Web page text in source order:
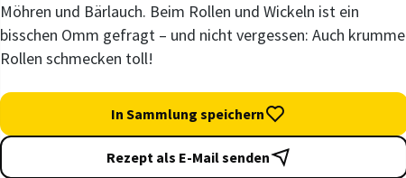
Möhren und Bärlauch. Beim Rollen und Wickeln ist ein
bisschen Omm gefragt – und nicht vergessen: Auch krumme
Rollen schmecken toll!
In Sammlung speichern
Rezept als E-Mail senden